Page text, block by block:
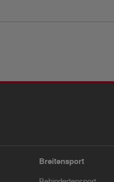
Breitensport